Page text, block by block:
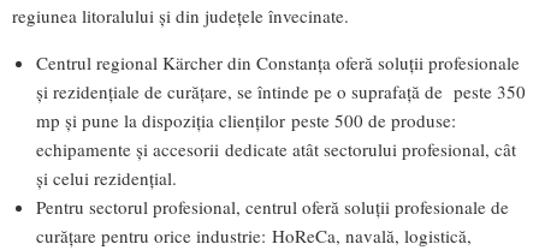
regiunea litoralului și din județele învecinate.
Centrul regional Kärcher din Constanța oferă soluții profesionale
și rezidențiale de curățare, se întinde pe o suprafață de peste 350
mp și pune la dispoziția clienților peste 500 de produse:
echipamente și accesorii dedicate atât sectorului profesional, cât
și celui rezidențial.
Pentru sectorul profesional, centrul oferă soluții profesionale de
curățare pentru orice industrie: HoReCa, navală, logistică,